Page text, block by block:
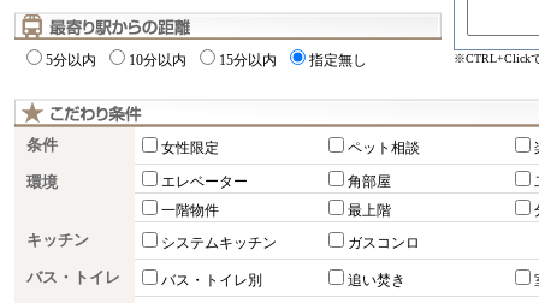
5分以内 10分以内 15分以内 指定無し ※CTRL+Click
条件 女性限定 ペット相談
環境 エレベーター 角部屋
一階物件
最上階
キッチン システムキッチン ガスコンロ
バス・トイレ バス・トイレ別 追い焚き